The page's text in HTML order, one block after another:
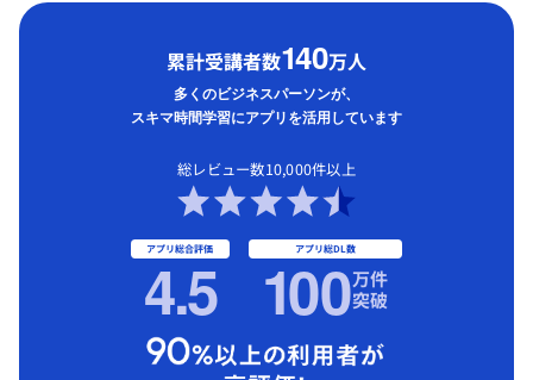
累計受講者数140万人
多くのビジネスパーソンが、
スキマ時間学習にアプリを活用しています
総レビュー数10,000件以上
アプリ総合評価
4.5 アプリ総DL数
100万件
突破